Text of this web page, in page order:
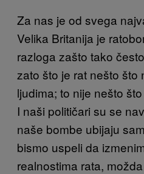
Za nas je od svega
Velika Britanija je
razloga zašto tako
zato što je rat nešto što
ljudima; to nije nešto
I naši političari su se
naše bombe ubijaju
bismo uspeli da
realnostima rata,